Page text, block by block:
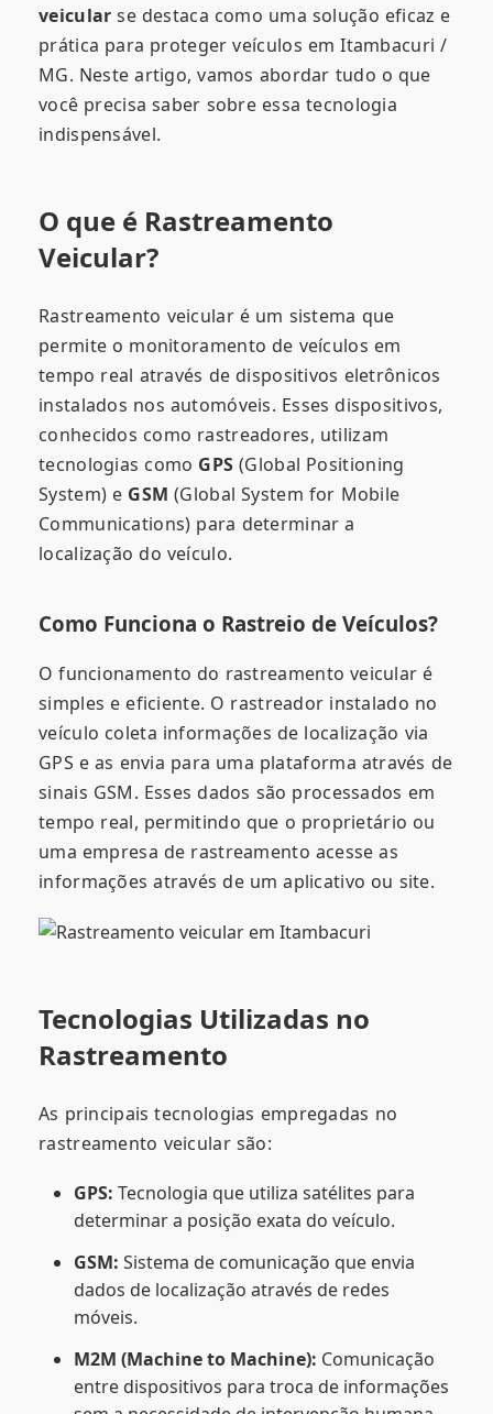
veicular se destaca como uma solução eficaz e
prática para proteger veículos em Itambacuri /
MG. Neste artigo, vamos abordar tudo o que
você precisa saber sobre essa tecnologia
indispensável.
O que é Rastreamento
Veicular?
Rastreamento veicular é um sistema que
permite o monitoramento de veículos em
tempo real através de dispositivos eletrônicos
instalados nos automóveis. Esses dispositivos,
conhecidos como rastreadores, utilizam
tecnologias como GPS (Global Positioning
System) e GSM (Global System for Mobile
Communications) para determinar a
localização do veículo.
Como Funciona o Rastreio de Veículos?
O funcionamento do rastreamento veicular é
simples e eficiente. O rastreador instalado no
veículo coleta informações de localização via
GPS e as envia para uma plataforma através de
sinais GSM. Esses dados são processados em
tempo real, permitindo que o proprietário ou
uma empresa de rastreamento acesse as
informações através de um aplicativo ou site.
Tecnologias Utilizadas no
Rastreamento
As principais tecnologias empregadas no
rastreamento veicular são:
GPS: Tecnologia que utiliza satélites para
determinar a posição exata do veículo.
GSM: Sistema de comunicação que envia
dados de localização através de redes
móveis.
M2M (Machine to Machine): Comunicação
entre dispositivos para troca de informações